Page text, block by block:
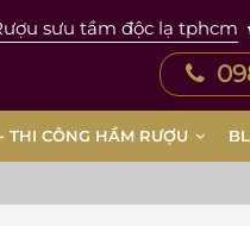
sưu tầm độc lạ tphcm
THI CÔNG HẦM RƯỢU